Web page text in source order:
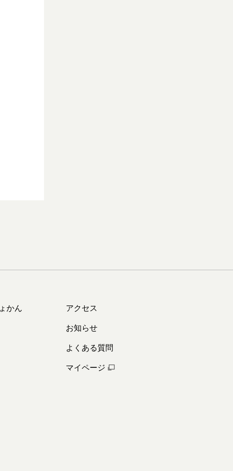
かん
アクセス
お知らせ
よくある質問
マイページ